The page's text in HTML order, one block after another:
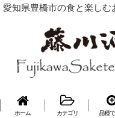
愛知県豊橋市の食と楽しむ
ホーム カテゴリ 品種